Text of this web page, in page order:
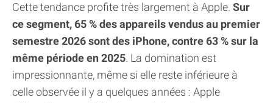
Cette tendance profite très largement à Apple. Sur
ce segment, 65 % des appareils vendus au premier
semestre 2026 sont des iPhone, contre 63 % sur la
même période en 2025. La domination est
impressionnante, même si elle reste inférieure à
celle observée il y a quelques années : Apple